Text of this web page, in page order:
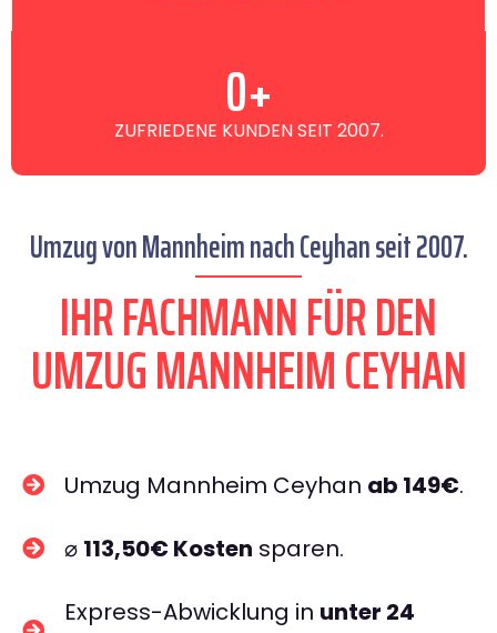
ZUFRIEDENE KUNDEN SEIT 2007.
0+
Umzug von Mannheim nach Ceyhan seit 2007.
IHR FACHMANN FÜR DEN
UMZUG MANNHEIM CEYHAN
Umzug Mannheim Ceyhan ab 149€.
⌀ 113,50€ Kosten sparen.
Express-Abwicklung in unter 24